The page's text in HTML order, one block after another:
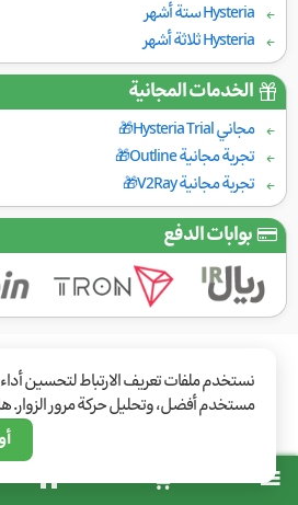
نستخدم ملفات تعريف الارتباط لتحسين أداء
مستخدم أفضل، وتحليل حركة مرور الزوار.
Hysteria ستة أشهر
Hysteria ثلاثة أشهر
الخدمات المجانية
مجاني Hysteria Trial🎁
تجربة مجانية Outline🎁
تجربة مجانية V2Ray🎁
بوابات الدفع